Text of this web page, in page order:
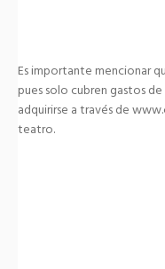
Es importante mencionar
pues solo cubren gastos
adquirirse a través de
teatro.